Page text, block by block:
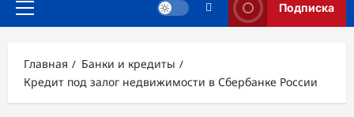
Основное
Подписка
Главная
Банки и кредиты
Кредит под залог недвижимости в Сбербанке России